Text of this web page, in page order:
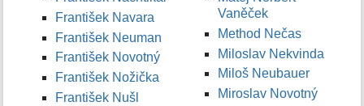
František Navara
František Neuman
František Novotný
František Nožička
František Nušl
Vaněček
Method Nečas
Miloslav Nekvinda
Miloš Neubauer
Miroslav Novotný